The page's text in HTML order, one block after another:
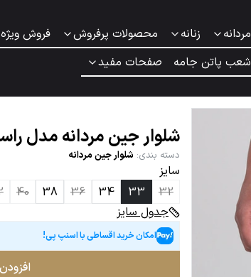
مردانه زنانه محصولات پرفروش فروش ویژه
شعب پاتن جامه
صفحات مفید
شلوار جین مردانه مدل
دسته بندی: شلوار جین مردانه
سایز
32
33
34
36
38
40
جدول سایز
امکان خرید اقساطی با اسنپ پی!